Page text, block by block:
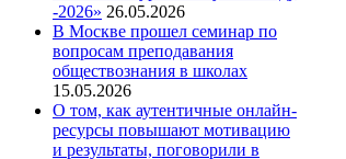
-2026» 26.05.2026
В Москве прошел семинар по
вопросам преподавания
обществознания в школах
15.05.2026
О том, как аутентичные онлайн-
ресурсы повышают мотивацию
и результаты, поговорили в